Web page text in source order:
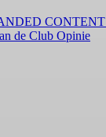
CONTENT
de Club Opinie